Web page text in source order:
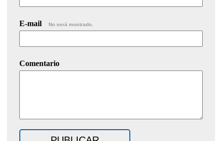
E-mail No será mostrado.
Comentario